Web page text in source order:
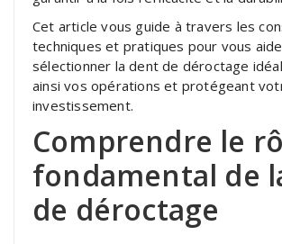
Cet article vous guide à travers les
techniques et pratiques pour vous
sélectionner la dent de déroctage
ainsi vos opérations et protégeant
investissement.
Comprendre le
fondamental de
de déroctage